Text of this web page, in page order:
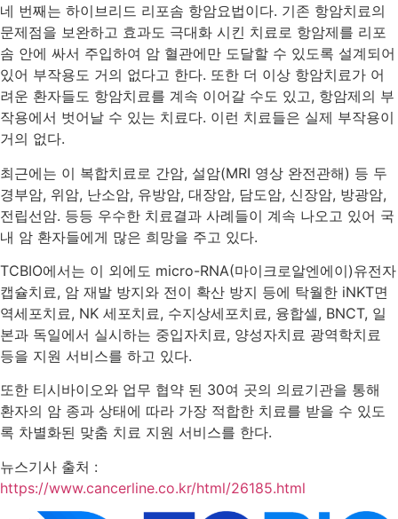
네 번째는 하이브리드 리포솜 항암요법이다. 기존 항암치료의
문제점을 보완하고 효과도 극대화 시킨 치료로 항암제를 리포
솜 안에 싸서 주입하여 암 혈관에만 도달할 수 있도록 설계되어
있어 부작용도 거의 없다고 한다. 또한 더 이상 항암치료가 어
려운 환자들도 항암치료를 계속 이어갈 수도 있고, 항암제의 부
작용에서 벗어날 수 있는 치료다. 이런 치료들은 실제 부작용이
거의 없다.
최근에는 이 복합치료로 간암, 설암(MRI 영상 완전관해) 등 두
경부암, 위암, 난소암, 유방암, 대장암, 담도암, 신장암, 방광암,
전립선암. 등등 우수한 치료결과 사례들이 계속 나오고 있어 국
내 암 환자들에게 많은 희망을 주고 있다.
TCBIO에서는 이 외에도 micro-RNA(마이크로알엔에이)유전자
캡슐치료, 암 재발 방지와 전이 확산 방지 등에 탁월한 iNKT면
역세포치료, NK 세포치료, 수지상세포치료, 융합셀, BNCT, 일
본과 독일에서 실시하는 중입자치료, 양성자치료 광역학치료
등을 지원 서비스를 하고 있다.
또한 티시바이오와 업무 협약 된 30여 곳의 의료기관을 통해
환자의 암 종과 상태에 따라 가장 적합한 치료를 받을 수 있도
록 차별화된 맞춤 치료 지원 서비스를 한다.
뉴스기사 출처 :
https://www.cancerline.co.kr/html/26185.html